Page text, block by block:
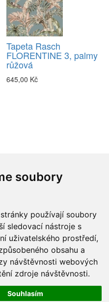
soubory
používají soubory
sledovací nástroje s
uživatelského prostředí,
obsahu a
návštěvnosti webových
zdroje návštěvnosti.
Souhlasím
Tapeta Rasch
FLORENTINE 3, palmy
růžová
645,00 Kč